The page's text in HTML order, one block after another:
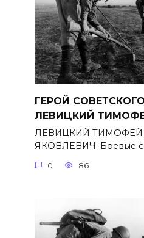
ГЕРОЙ
ЛЕВИЦКИЙ
ЛЕВИЦКИЙ ТИМОФЕЙ
ЯКОВЛЕВИЧ. Боевые
0 86